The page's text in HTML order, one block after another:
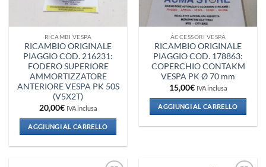
RICAMBI VESPA
RICAMBIO ORIGINALE
PIAGGIO COD. 216231:
FODERO SUPERIORE
AMMORTIZZATORE
ANTERIORE VESPA PK 50S
(V5X2T)
20,00€ IVA inclusa
AGGIUNGI AL CARRELLO
ACCESSORI VESPA
RICAMBIO ORIGINALE
PIAGGIO COD. 178863:
COPERCHIO CONTAKM
VESPA PK Ø 70 mm
15,00€ IVA inclusa
AGGIUNGI AL CARRELLO